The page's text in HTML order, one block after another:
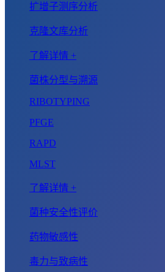
扩增子测序分析
克隆文库分析
了解详情 +
菌株分型与溯源
RIBOTYPING
PFGE
RAPD
MLST
了解详情 +
菌种安全性评价
药物敏感性
毒力与致病性